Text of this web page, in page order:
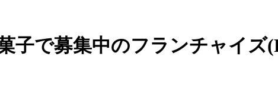
子で募集中のフランチャイズ